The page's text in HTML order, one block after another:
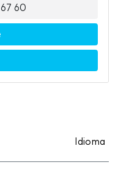
60
Idioma